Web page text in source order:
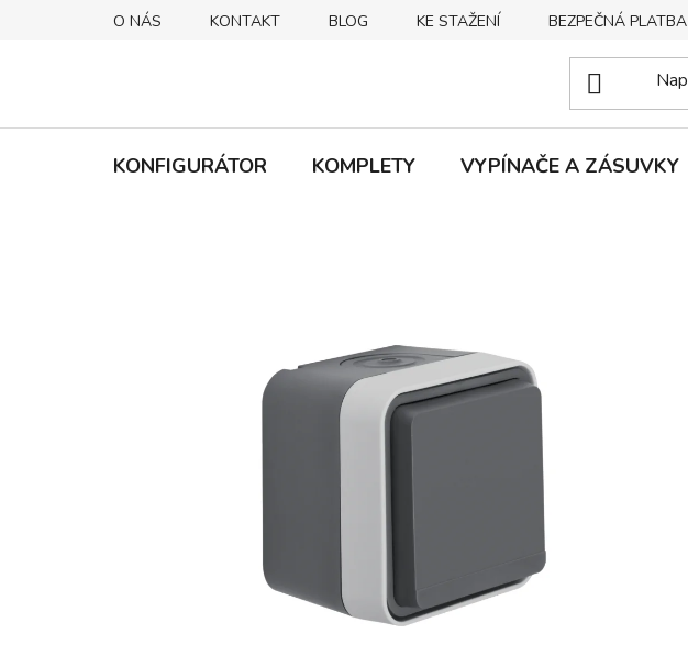
O NÁS KONTAKT BLOG KE STAŽENÍ BEZPEČNÁ PLATBA
KONFIGURÁTOR KOMPLETY VYPÍNAČE A ZÁSUVKY